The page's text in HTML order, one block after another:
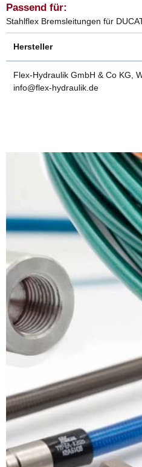
Passend für:
Stahlflex Bremsleitungen für
Hersteller
Flex-Hydraulik GmbH & Co KG,
info@flex-hydraulik.de